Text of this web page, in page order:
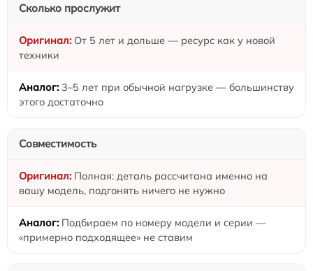
Сколько прослужит
От 5 лет и дольше — ресурс как у новой
техники
3–5 лет при обычной нагрузке — большинству
этого достаточно
Совместимость
Полная: деталь рассчитана именно на
вашу модель, подгонять ничего не нужно
Подбираем по номеру модели и серии —
«примерно подходящее» не ставим